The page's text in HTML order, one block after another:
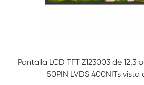
Pantalla LCD TFT Z123003 de 12,3
50PIN LVDS 400NITs